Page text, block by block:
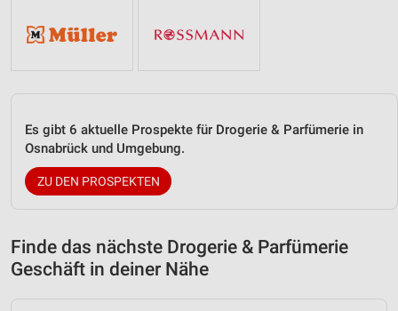
Es gibt 6 aktuelle Prospekte für Drogerie & Parfümerie in
Osnabrück und Umgebung.
ZU DEN PROSPEKTEN
Finde das nächste Drogerie & Parfümerie
Geschäft in deiner Nähe